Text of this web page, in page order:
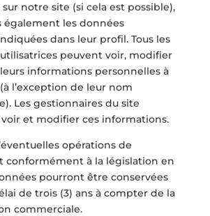
notre site (si cela est possible),
également les données
dans leur profil. Tous les
peuvent voir, modifier
informations personnelles à
l’exception de leur nom
Les gestionnaires du site
et modifier ces informations.
opérations de
conformément à la législation en
pourront être conservées
de trois (3) ans à compter de la
commerciale.